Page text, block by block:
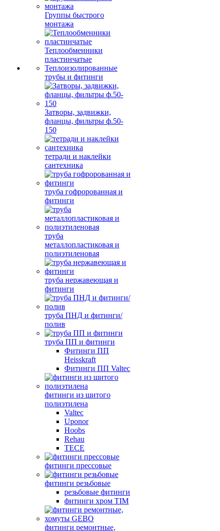
Группы быстрого
монтажа
Теплообменники
пластинчатые
Теплоизолированные
трубы и фитинги
Затворы, задвижки,
фланцы, фильтры ф.50-
150
тетради и наклейки
сантехника
труба гофророванная и
фитинги
труба
металлопластиковая и
полиэтиленовая
труба нержавеющая и
фитинги
труба ПНД и фитинги/
полив
труба ПП и фитинги
Фитинги ПП
Heisskraft
Фитинги ПП Valtec
фитинги из шитого
полиэтилена
Valtec
Uponor
Hoobs
Rehau
TECE
фитинги прессовые
фитинги резьбовые
резьбовые фитинги
фитинги хром TIM
фитинги ремонтные,